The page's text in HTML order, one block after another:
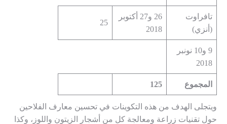
تافراوت
(أنزي)
26 و27 أكتوبر
2018
25
9 و10 نونبر
2018
المجموع 125
ويتجلى الهدف من هذه التكوينات في تحسين معارف الفلاحين
حول تقنيات زراعة ومعالجة كل من أشجار الزيتون واللوز، وكذا